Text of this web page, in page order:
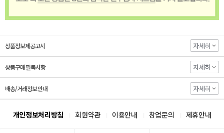
상품정보제공고시 자세히
상품구매 필독사항 자세히
배송/거래정보 안내 자세히
개인정보처리방침 회원약관 이용안내 창업문의 제휴안내